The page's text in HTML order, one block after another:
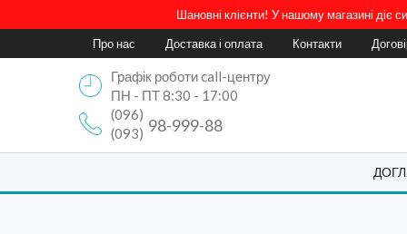
Шановні клієнти! У нашому магазині діє
Про нас
Доставка і оплата Контакти
Графік роботи call-центру
ПН - ПТ 8:30 - 17:00
(096)
98-999-88
(093)